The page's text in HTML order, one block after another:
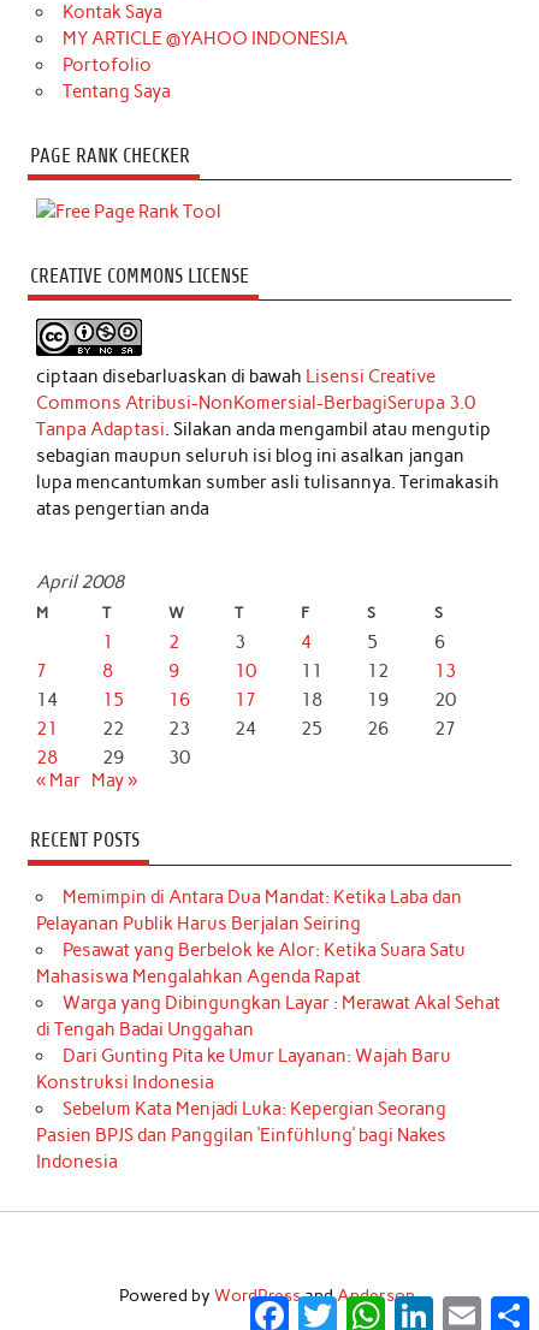
Kontak Saya
MY ARTICLE @YAHOO INDONESIA
Portofolio
Tentang Saya
PAGE RANK CHECKER
CREATIVE COMMONS LICENSE
ciptaan disebarluaskan di bawah Lisensi Creative
Commons Atribusi-NonKomersial-BerbagiSerupa 3.0
Tanpa Adaptasi. Silakan anda mengambil atau mengutip
sebagian maupun seluruh isi blog ini asalkan jangan
lupa mencantumkan sumber asli tulisannya. Terimakasih
atas pengertian anda
April 2008
M T W T F S S
1 2 3 4 5
6
7
8 9 10 11 12
13
14
15 16 17 18 19
20
21
22 23 24 25 26
27
28
29
30
« Mar May »
RECENT POSTS
Memimpin di Antara Dua Mandat: Ketika Laba dan
Pelayanan Publik Harus Berjalan Seiring
Pesawat yang Berbelok ke Alor: Ketika Suara Satu
Mahasiswa Mengalahkan Agenda Rapat
Warga yang Dibingungkan Layar : Merawat Akal Sehat
di Tengah Badai Unggahan
Dari Gunting Pita ke Umur Layanan: Wajah Baru
Konstruksi Indonesia
Sebelum Kata Menjadi Luka: Kepergian Seorang
Pasien BPJS dan Panggilan ‘Einfühlung’ bagi Nakes
Indonesia
Powered by WordPressandAnderson.
Facebook
TwitterWhatsApp
LinkedInEmail